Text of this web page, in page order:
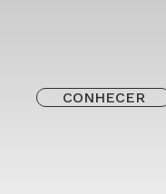
CONHECER